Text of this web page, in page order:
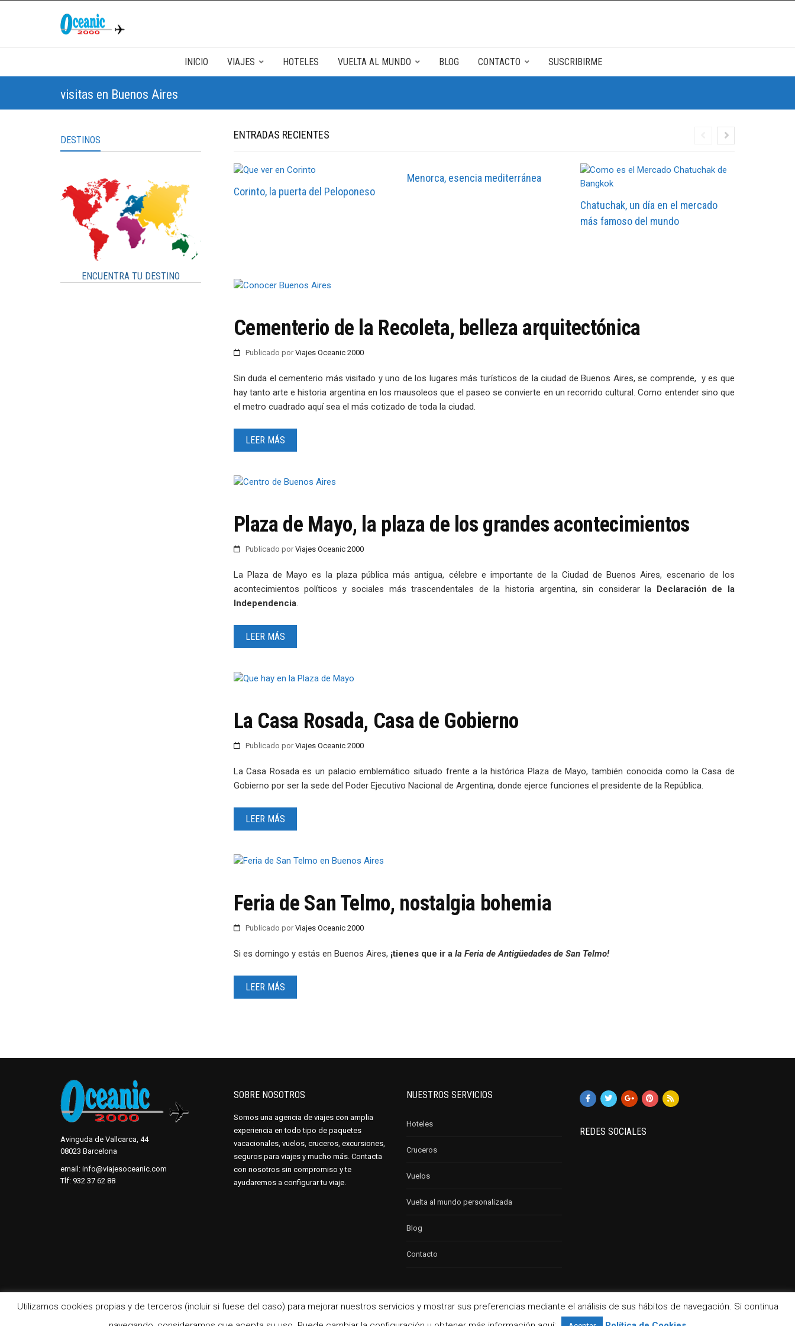
INICIO VIAJES HOTELES VUELTA AL MUNDO BLOG CONTACTO SUSCRIBIRME
visitas en Buenos Aires
ENTRADAS RECIENTES
Corinto, la puerta del Peloponeso
Menorca, esencia mediterránea
Chatuchak, un día en el mercado
más famoso del mundo
Cementerio de la Recoleta, belleza arquitectónica
Publicado porViajes Oceanic 2000
Sin duda el cementerio más visitado y uno de los lugares más turísticos de la ciudad de Buenos Aires, se comprende, y es que
hay tanto arte e historia argentina en los mausoleos que el paseo se convierte en un recorrido cultural. Como entender sino que
el metro cuadrado aquí sea el más cotizado de toda la ciudad.
LEER MÁS
Plaza de Mayo, la plaza de los grandes acontecimientos
Publicado porViajes Oceanic 2000
La Plaza de Mayo es la plaza pública más antigua, célebre e importante de la Ciudad de Buenos Aires, escenario de los
acontecimientos políticos y sociales más trascendentales de la historia argentina, sin considerar la Declaración de la
Independencia.
LEER MÁS
La Casa Rosada, Casa de Gobierno
Publicado porViajes Oceanic 2000
La Casa Rosada es un palacio emblemático situado frente a la histórica Plaza de Mayo, también conocida como la Casa de
Gobierno por ser la sede del Poder Ejecutivo Nacional de Argentina, donde ejerce funciones el presidente de la República.
LEER MÁS
Feria de San Telmo, nostalgia bohemia
Publicado porViajes Oceanic 2000
Si es domingo y estás en Buenos Aires, ¡tienes que ir a la Feria de Antigüedades de San Telmo!
LEER MÁS
DESTINOS
ENCUENTRA TU DESTINO
Avinguda de Vallcarca, 44
08023 Barcelona
email: info@viajesoceanic.com
Tlf: 932 37 62 88
SOBRE NOSOTROS
Somos una agencia de viajes con amplia
experiencia en todo tipo de paquetes
vacacionales, vuelos, cruceros, excursiones,
seguros para viajes y mucho más. Contacta
con nosotros sin compromiso y te
ayudaremos a configurar tu viaje.
NUESTROS SERVICIOS
Hoteles
Cruceros
Vuelos
Vuelta al mundo personalizada
Blog
Contacto
REDES SOCIALES
Diseño web Barcelona : |Aviso Legal|Política de Cookies
Utilizamos cookies propias y de terceros (incluir si fuese del caso) para mejorar nuestros servicios y mostrar sus preferencias mediante el análisis de sus hábitos de navegación. Si continua